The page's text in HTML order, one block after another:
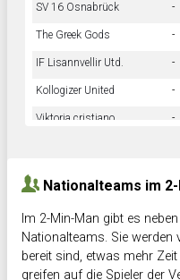
SV 16 Osnabrück -
The Greek Gods -
IF Lisannvellir Utd. -
Kollogizer United -
Viktoria cristiano -
Nationalteams im
Im 2-Min-Man gibt es
Nationalteams. Sie werden
bereit sind, etwas mehr
greifen auf die Spieler der